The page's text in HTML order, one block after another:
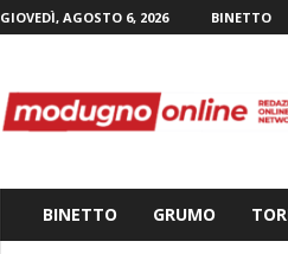
GIOVEDÌ, AGOSTO 6, 2026 BINETTO
d
u
BINETTO GRUMO